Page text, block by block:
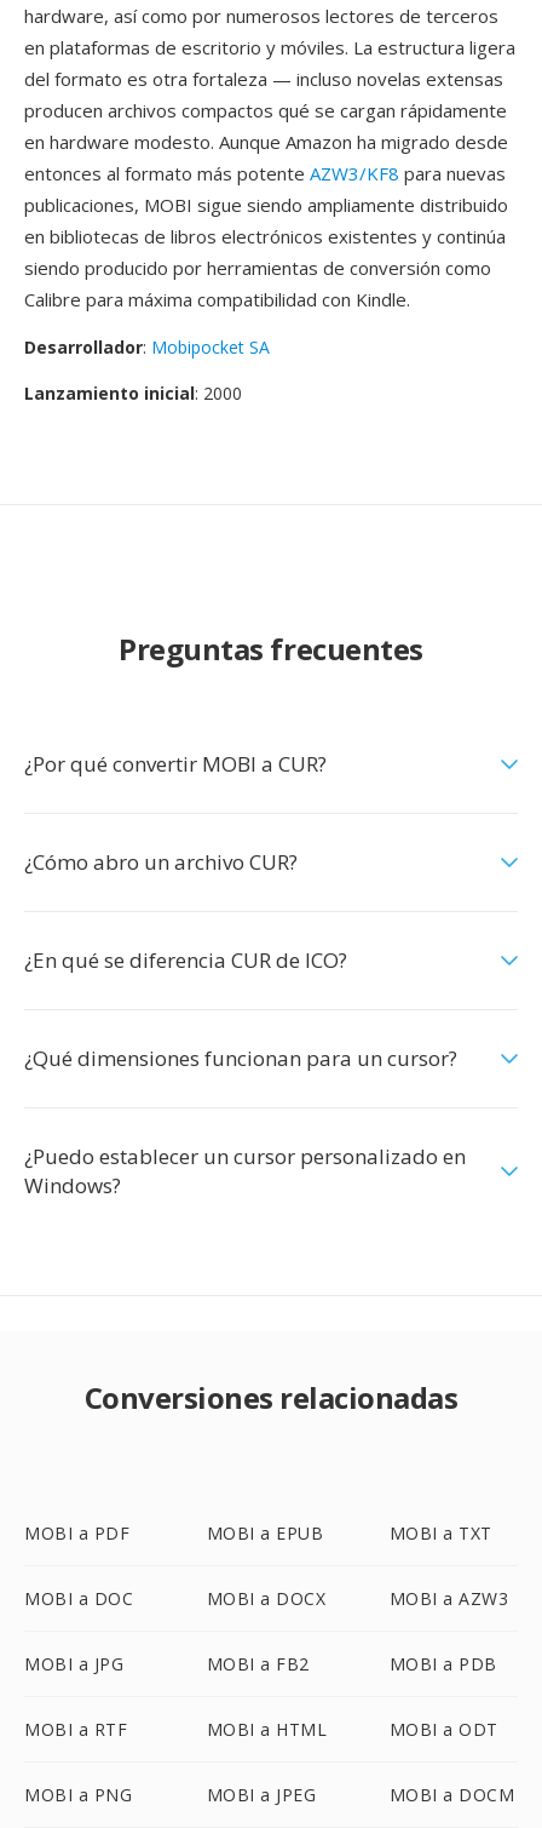
hardware, así como por numerosos lectores de terceros
en plataformas de escritorio y móviles. La estructura ligera
del formato es otra fortaleza — incluso novelas extensas
producen archivos compactos qué se cargan rápidamente
en hardware modesto. Aunque Amazon ha migrado desde
entonces al formato más potente AZW3/KF8 para nuevas
publicaciones, MOBI sigue siendo ampliamente distribuido
en bibliotecas de libros electrónicos existentes y continúa
siendo producido por herramientas de conversión como
Calibre para máxima compatibilidad con Kindle.
Desarrollador: Mobipocket SA
Lanzamiento inicial: 2000
Preguntas frecuentes
¿Por qué convertir MOBI a CUR?
¿Cómo abro un archivo CUR?
¿En qué se diferencia CUR de ICO?
¿Qué dimensiones funcionan para un cursor?
¿Puedo establecer un cursor personalizado en
Windows?
Conversiones relacionadas
MOBI a PDF MOBI a EPUB MOBI a TXT
MOBI a DOC MOBI a DOCX MOBI a AZW3
MOBI a JPG MOBI a FB2 MOBI a PDB
MOBI a RTF MOBI a HTML MOBI a ODT
MOBI a PNG MOBI a JPEG MOBI a DOCM